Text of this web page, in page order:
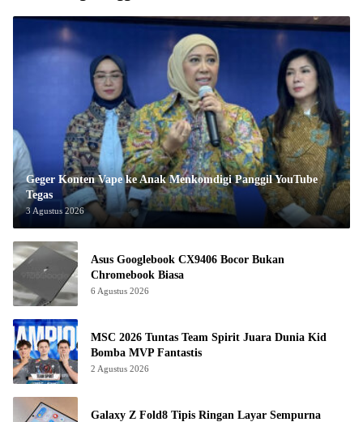
Geger Konten Vape ke Anak Menkomdigi Panggil YouTube
Tegas
3 Agustus 2026
Asus Googlebook CX9406 Bocor Bukan
Chromebook Biasa
6 Agustus 2026
MSC 2026 Tuntas Team Spirit Juara Dunia Kid
Bomba MVP Fantastis
2 Agustus 2026
Galaxy Z Fold8 Tipis Ringan Layar Sempurna